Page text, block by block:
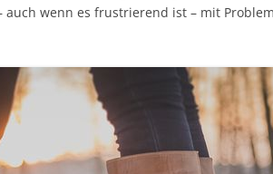
wenn es frustrierend ist – mit